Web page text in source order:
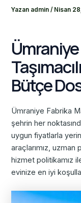
Yazan admin/ Nisan
Bütçe
Ümraniye Fabrika
şehrin her
uygun fiyatlarla
araçlarımız,
hizmet politikamız
evinize en iyi